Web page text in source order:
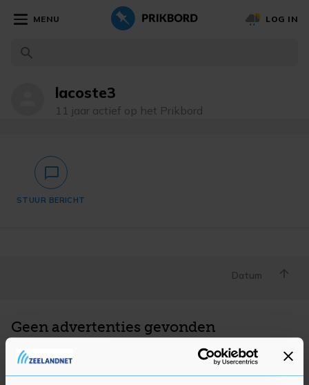
MENU LOG IN
lacoste3
11 jaar actief op het Prikbord
chat_bubble_outlined
STUUR BERICHT
Datum
Geen advertenties gevonden
Deze adverteerder heeft op dit moment geen actieve
advertenties, kom later nog eens terug.